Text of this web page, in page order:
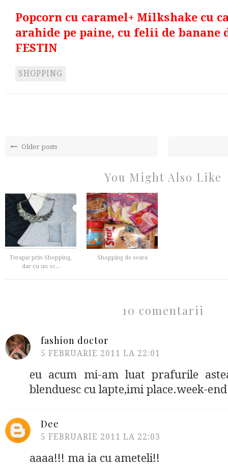
Popcorn cu caramel+ Milkshake cu
arahide pe paine, cu felii de banane
FESTIN
SHOPPING
Older posts
You Might Also Like
Terapie prin Shopping,
dar cu un sc...
Shopping de seara
10 comentarii
fashion doctor
5 FEBRUARIE 2011 LA 22:01
eu acum mi-am luat prafurile
blenduesc cu lapte,imi place.week-
Dee
5 FEBRUARIE 2011 LA 22:03
aaaa!!! ma ia cu ameteli!!